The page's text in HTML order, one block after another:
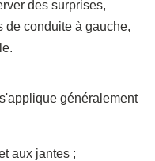
des surprises,
de conduite à gauche,
généralement
aux jantes ;